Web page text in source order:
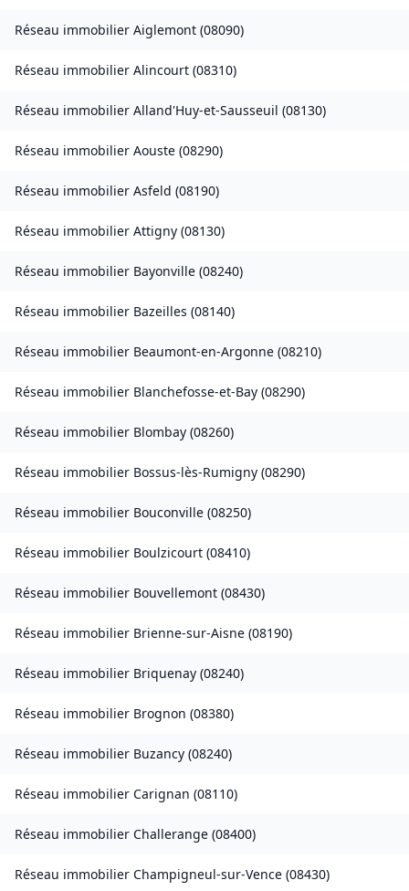
Réseau immobilier Aiglemont (08090)
Réseau immobilier Alincourt (08310)
Réseau immobilier Alland'Huy-et-Sausseuil (08130)
Réseau immobilier Aouste (08290)
Réseau immobilier Asfeld (08190)
Réseau immobilier Attigny (08130)
Réseau immobilier Bayonville (08240)
Réseau immobilier Bazeilles (08140)
Réseau immobilier Beaumont-en-Argonne (08210)
Réseau immobilier Blanchefosse-et-Bay (08290)
Réseau immobilier Blombay (08260)
Réseau immobilier Bossus-lès-Rumigny (08290)
Réseau immobilier Bouconville (08250)
Réseau immobilier Boulzicourt (08410)
Réseau immobilier Bouvellemont (08430)
Réseau immobilier Brienne-sur-Aisne (08190)
Réseau immobilier Briquenay (08240)
Réseau immobilier Brognon (08380)
Réseau immobilier Buzancy (08240)
Réseau immobilier Carignan (08110)
Réseau immobilier Challerange (08400)
Réseau immobilier Champigneul-sur-Vence (08430)